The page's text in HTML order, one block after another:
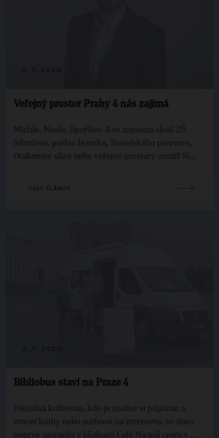
Veřejný prostor Prahy 4 nás zajímá
Michle, Nusle, Spořilov. A to zejména okolí ZŠ
Sdružení, parku Jezerka, Nuselského pivovaru,
Otakarovy ulice nebo veřejné prostory uvnitř Sí...
CELÝ ČLÁNEK
Bibliobus staví na Praze 4
Pojízdná knihovna, kde je možné si půjčovat a
vracet knihy nebo surfovat na internetu, se dnes
poprvé zastavila v blízkosti Café Na půl cesty v ...